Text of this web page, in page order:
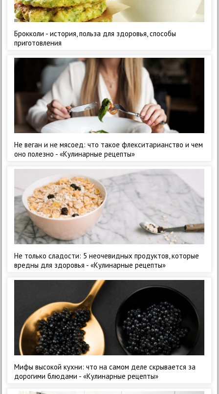
Брокколи - история, польза для здоровья, способы
приготовления
Не веган и не мясоед: что такое флекситарианство и чем
оно полезно - «Кулинарные рецепты»
Не только сладости: 5 неочевидных продуктов, которые
вредны для здоровья - «Кулинарные рецепты»
Мифы высокой кухни: что на самом деле скрывается за
дорогими блюдами - «Кулинарные рецепты»